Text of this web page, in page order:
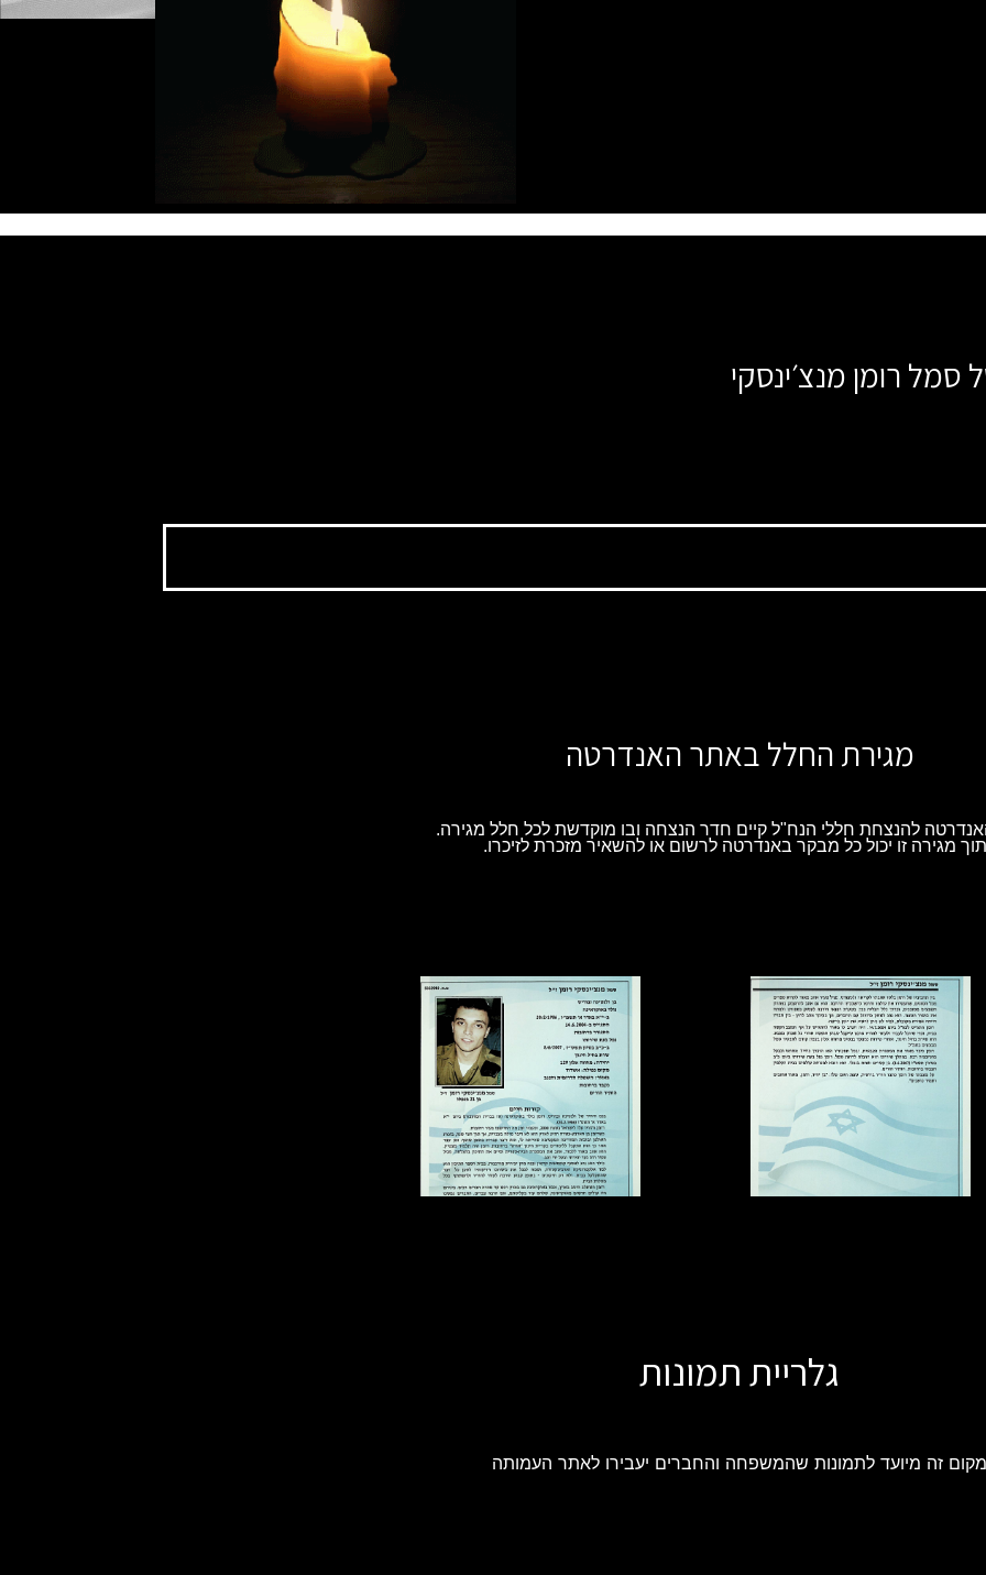
סמל רומן מנצ׳ינסקי
מגירת החלל באתר האנדרטה
להנצחת חללי הנח"ל קיים חדר הנצחה ובו מוקדשת לכל חלל מגירה.
מגירה זו יכול כל מבקר באנדרטה לרשום או להשאיר מזכרת לזיכרו.
גלריית תמונות
מקום זה מיועד לתמונות שהמשפחה והחברים יעבירו לאתר העמותה